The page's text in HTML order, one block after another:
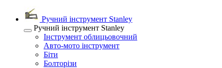
Ручний інструмент Stanley
Ручний інструмент Stanley
Інструмент облицьовочний
Авто-мото інструмент
Біти
Болторізи